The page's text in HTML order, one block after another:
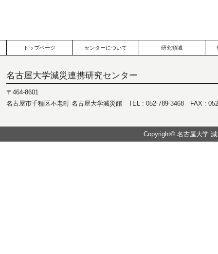
トップページ センターについて 研究領域
名古屋大学減災連携研究センター
〒464-8601
名古屋市千種区不老町 名古屋大学減災館 TEL : 052-789-3468 FAX :
Copyright© 名古屋大学